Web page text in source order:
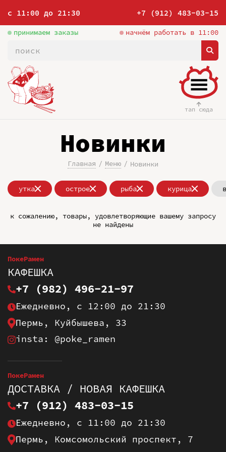
с 11:00 до 21:30 +7 (912) 483-03-15
принимаем заказы начнём работать в 11:00
тап сюда
Новинки
Главная Меню Новинки
утка острое рыба курица
к сожалению, товары, удовлетворяющие вашему запросу
не найдены
ПокеРамен
КАФЕШКА
+7 (982) 496-21-97
Ежедневно, с 12:00 до 21:30
Пермь, Куйбышева, 33
insta: @poke_ramen
ПокеРамен
ДОСТАВКА / НОВАЯ КАФЕШКА
+7 (912) 483-03-15
Ежедневно, с 11:00 до 21:30
Пермь, Комсомольский проспект, 7